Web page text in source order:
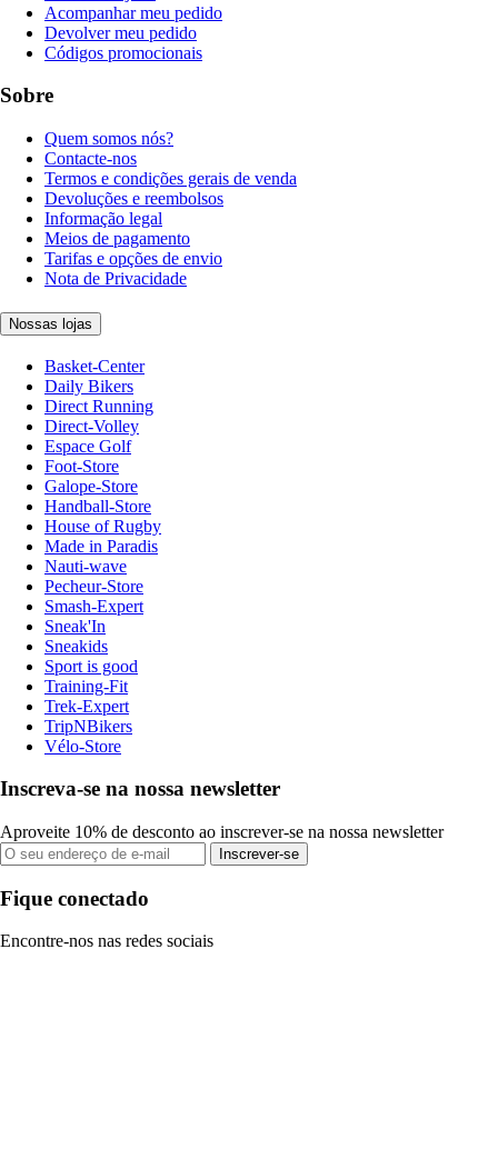
Acompanhar meu pedido
Devolver meu pedido
Códigos promocionais
Sobre
Quem somos nós?
Contacte-nos
Termos e condições gerais de venda
Devoluções e reembolsos
Informação legal
Meios de pagamento
Tarifas e opções de envio
Nota de Privacidade
Nossas lojas
Basket-Center
Daily Bikers
Direct Running
Direct-Volley
Espace Golf
Foot-Store
Galope-Store
Handball-Store
House of Rugby
Made in Paradis
Nauti-wave
Pecheur-Store
Smash-Expert
Sneak'In
Sneakids
Sport is good
Training-Fit
Trek-Expert
TripNBikers
Vélo-Store
Inscreva-se na nossa newsletter
Aproveite 10% de desconto ao inscrever-se na nossa newsletter
Inscrever-se
Fique conectado
Encontre-nos nas redes sociais